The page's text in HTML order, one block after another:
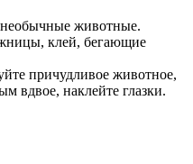
животные.
клей, бегающие
причудливое животное,
вдвое, наклейте глазки.